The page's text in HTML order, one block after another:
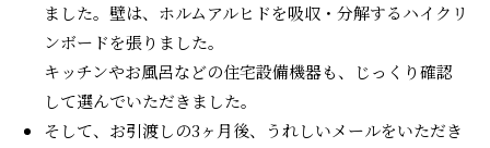
ました。壁は、ホルムアルヒドを吸収・分解するハイクリ
ンボードを張りました。
キッチンやお風呂などの住宅設備機器も、じっくり確認
して選んでいただきました。
そして、お引渡しの3ヶ月後、うれしいメールをいただき